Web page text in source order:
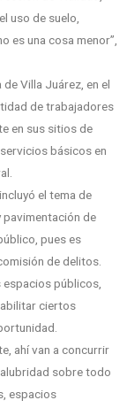
uso de suelo,
es una cosa menor”,
Villa Juárez, en el
de trabajadores
en sus sitios de
básicos en
el tema de
de
pues es
de delitos.
espacios públicos,
ciertos
ahí van a concurrir
sobre todo
espacios